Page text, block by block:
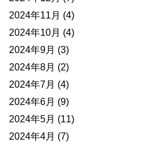
2024年11月 (4)
2024年10月 (4)
2024年9月 (3)
2024年8月 (2)
2024年7月 (4)
2024年6月 (9)
2024年5月 (11)
2024年4月 (7)